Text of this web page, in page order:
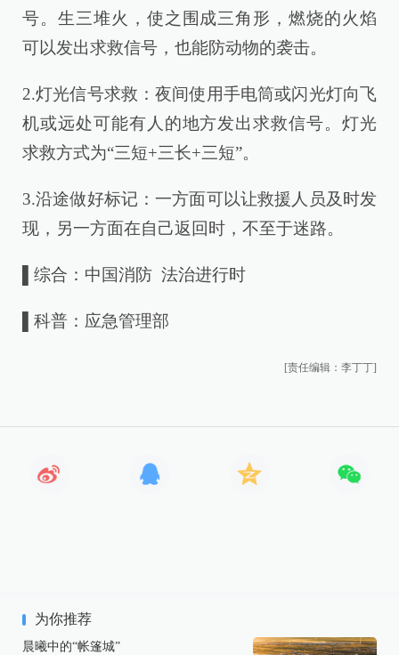
号。生三堆火，使之围成三角形，燃烧的火焰
可以发出求救信号，也能防动物的袭击。
2.灯光信号求救：夜间使用手电筒或闪光灯向飞
机或远处可能有人的地方发出求救信号。灯光
求救方式为“三短+三长+三短”。
3.沿途做好标记：一方面可以让救援人员及时发
现，另一方面在自己返回时，不至于迷路。
▌综合：中国消防 法治进行时
▌科普：应急管理部
[责任编辑：李丁丁]
为你推荐
晨曦中的“帐篷城”